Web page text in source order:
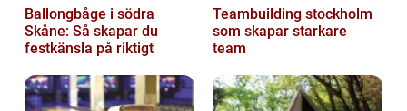
Ballongbåge i södra
Skåne: Så skapar du
festkänsla på riktigt
Teambuilding stockholm
som skapar starkare
team